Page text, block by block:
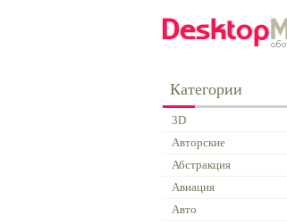
Категории
3D
Авторские
Абстракция
Авиация
Авто